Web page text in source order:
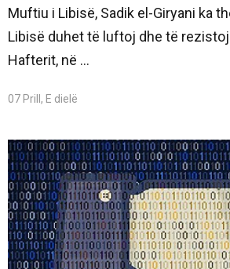
Muftiu i Libisë, Sadik el-Giryani ka
Libisë duhet të luftoj dhe të
Hafterit, në ...
07 Prill, E dielë